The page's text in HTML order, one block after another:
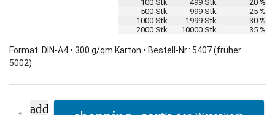
100 Stk
499 Stk
20 %
500 Stk
999 Stk
25 %
1000 Stk
1999 Stk
30 %
2000 Stk
10000 Stk 35 %
Format: DIN-A4 • 300 g/qm Karton • Bestell-Nr.: 5407 (früher:
5002)
add